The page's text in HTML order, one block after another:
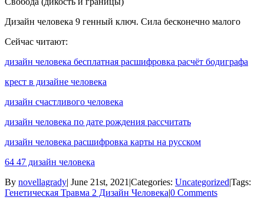
Дизайн человека 9 генный ключ. Сила бесконечно малого
Сейчас читают:
дизайн человека бесплатная расшифровка расчёт бодиграфа
крест в дизайне человека
дизайн счастливого человека
дизайн человека по дате рождения рассчитать
дизайн человека расшифровка карты на русском
64 47 дизайн человека
By novellagrady| June 21st, 2021 |Categories: Uncategorized|Tags:
Генетическая Травма 2 Дизайн Человека|0 Comments